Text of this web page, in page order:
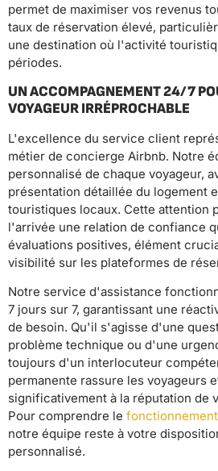
permet de maximiser vos revenus
taux de réservation élevé,
une destination où l'activité
périodes.
UN ACCOMPAGNEMENT 24/7
VOYAGEUR IRRÉPROCHABLE
L'excellence du service client
métier de concierge Airbnb. Notre
personnalisé de chaque voyageur,
présentation détaillée du logement
touristiques locaux. Cette attention
l'arrivée une relation de confiance
évaluations positives, élément
visibilité sur les plateformes de
Notre service d'assistance
7 jours sur 7, garantissant une
de besoin. Qu'il s'agisse d'une
problème technique ou d'une
toujours d'un interlocuteur
permanente rassure les voyageurs
significativement à la réputation de
Pour comprendre le
notre équipe reste à votre
personnalisé.